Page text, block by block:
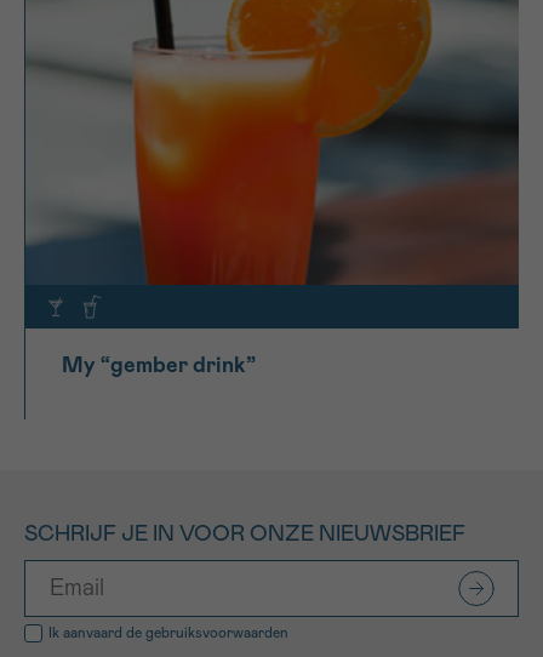
My “gember drink”
SCHRIJF JE IN VOOR ONZE NIEUWSBRIEF
Ik aanvaard de gebruiksvoorwaarden